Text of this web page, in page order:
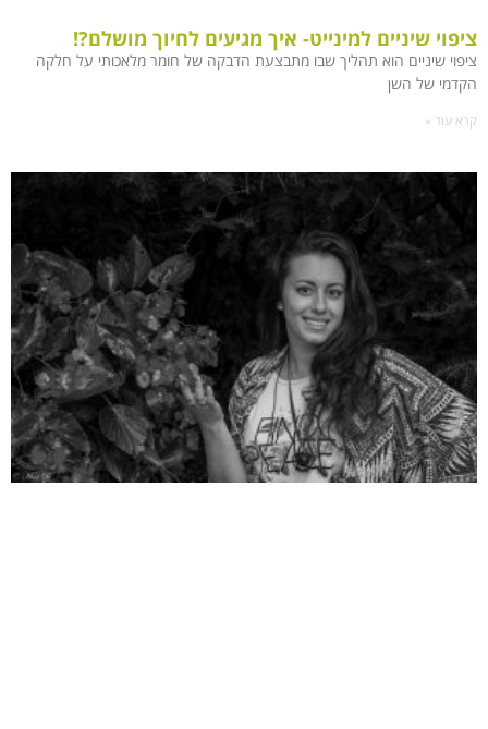
ציפוי שיניים למינייט- איך מגיעים לחיוך מושלם?!
ציפוי שיניים הוא תהליך שבו מתבצעת הדבקה של חומר מלאכותי על חלקה
הקדמי של השן
קרא עוד »